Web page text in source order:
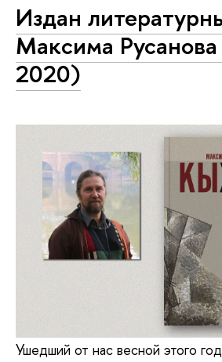
Издан
Максима
2020)
Ушедший от нас весной этого